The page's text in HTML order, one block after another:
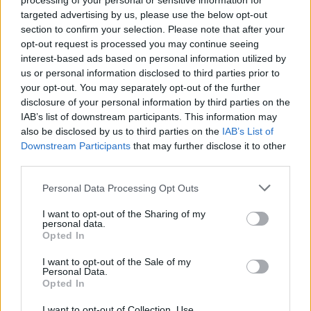
targeted advertising by us, please use the below opt-out
section to confirm your selection. Please note that after your
opt-out request is processed you may continue seeing
interest-based ads based on personal information utilized by
us or personal information disclosed to third parties prior to
your opt-out. You may separately opt-out of the further
disclosure of your personal information by third parties on the
IAB’s list of downstream participants. This information may
also be disclosed by us to third parties on the IAB’s List of
Downstream Participants that may further disclose it to other
Personal Data Processing Opt Outs
I want to opt-out of the Sharing of my
personal data.
Opted In
I want to opt-out of the Sale of my
Personal Data.
Opted In
(Yeah!)
I can feel it, I can feel it
(Been a long time coming!)
I can feel it, I can feel it
(Been a long time coming!)
I can feel it, I can feel it
(Here we are!)
I can feel it, I can feel it
(Yeah, I said, here we are!)
I can feel it, I can feel it
(Oh, yeah)
I can feel it, yeah!
Je peux le sentir, je peux le sentir
(Ouais !)
Je peux le sentir, je peux le sentir
(Ouais !)
Je peux le sentir, je peux le sentir